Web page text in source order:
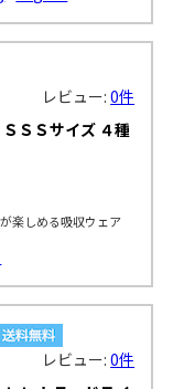
レビュー:0件
ＳＳサイズ ４種
楽しめる吸収ウェア
レビュー:0件